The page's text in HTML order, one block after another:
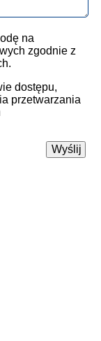
na
zgodnie z
dostępu,
przetwarzania